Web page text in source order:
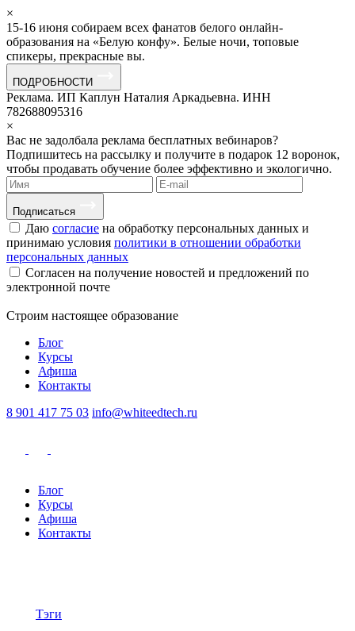
×
15-16 июня собираем всех фанатов белого онлайн-
образования на «Белую конфу». Белые ночи, топовые
спикеры, прекрасные вы.
ПОДРОБНОСТИ
Реклама. ИП Каплун Наталия Аркадьевна. ИНН
782688095316
×
Вас не задолбала реклама бесплатных вебинаров?
Подпишитесь на рассылку и получите в подарок 12 воронок,
чтобы продавать обучение более эффективно и экологично.
Подписаться
Даю согласие на обработку персональных данных и
принимаю условия политики в отношении обработки
персональных данных
Согласен на получение новостей и предложений по
электронной почте
Строим настоящее образование
Блог
Курсы
Афиша
Контакты
8 901 417 75 03 info@whiteedtech.ru
Блог
Курсы
Афиша
Контакты
Тэги